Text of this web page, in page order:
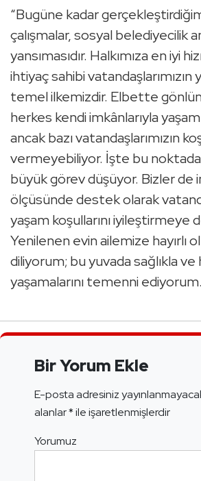
“Bugüne kadar
çalışmalar, sosyal belediyecilik
yansımasıdır. Halkımıza en iyi
ihtiyaç sahibi vatandaşlarımızın
temel ilkemizdir. Elbette
herkes kendi imkânlarıyla
ancak bazı vatandaşlarımızın
vermeyebiliyor. İşte bu
büyük görev düşüyor. Bizler de
ölçüsünde destek olarak
yaşam koşullarını iyileştirmeye
Yenilenen evin ailemize hayırlı
diliyorum; bu yuvada sağlıkla ve
yaşamalarını temenni
Bir Yorum Ekle
E-posta adresiniz
alanlar*ile işaretlenmişlerdir
Yorumuz